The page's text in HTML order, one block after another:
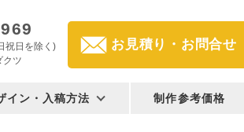
祝日を除く)
クツ
お見積り・お問合せ
イン・入稿方法 制作参考価格